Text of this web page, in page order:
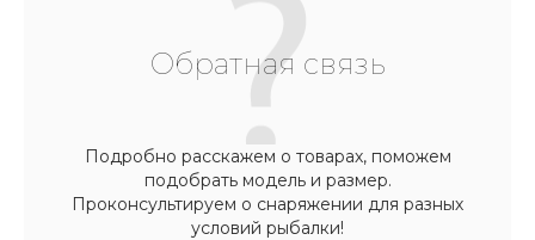
Обратная связь
Подробно расскажем о товарах, поможем
подобрать модель и размер.
Проконсультируем о снаряжении для разных
условий рыбалки!